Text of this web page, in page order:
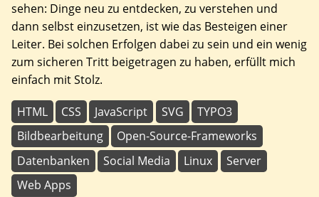
sehen: Dinge neu zu entdecken, zu verstehen und
dann selbst einzusetzen, ist wie das Besteigen einer
Leiter. Bei solchen Erfolgen dabei zu sein und ein wenig
zum sicheren Tritt beigetragen zu haben, erfüllt mich
einfach mit Stolz.
HTML CSS JavaScript SVG
TYPO3
Bildbearbeitung
Open-Source-Frameworks
Datenbanken
Social Media Linux
Server
Web Apps